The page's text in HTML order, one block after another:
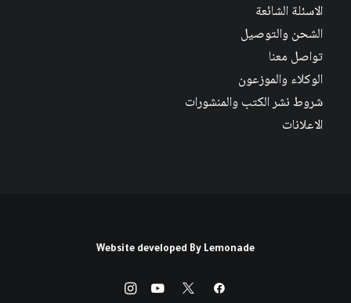
الاسئلة الشائعة
الشحن والتوصيل
تواصل معنا
الوكلاء والموزعون
شروط نشر الكتب والمنشورات
الاعلانات
Website developed By Lemonade